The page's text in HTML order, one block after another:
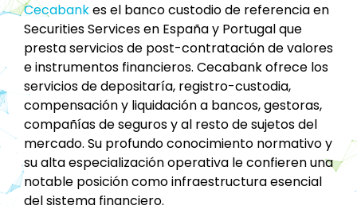
Cecabankes el banco custodio de referencia en
Securities Services en España y Portugal que
presta servicios de post-contratación de valores
e instrumentos financieros. Cecabank ofrece los
servicios de depositaría, registro-custodia,
compensación y liquidación a bancos, gestoras,
compañías de seguros y al resto de sujetos del
mercado. Su profundo conocimiento normativo y
su alta especialización operativa le confieren una
notable posición como infraestructura esencial
del sistema financiero.